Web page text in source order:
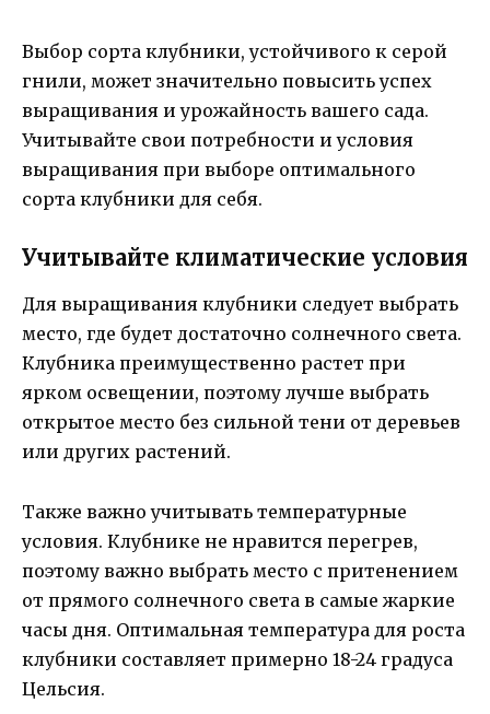
Выбор сорта клубники, устойчивого к серой
гнили, может значительно повысить успех
выращивания и урожайность вашего сада.
Учитывайте свои потребности и условия
выращивания при выборе оптимального
сорта клубники для себя.
Учитывайте климатические условия
Для выращивания клубники следует выбрать
место, где будет достаточно солнечного света.
Клубника преимущественно растет при
ярком освещении, поэтому лучше выбрать
открытое место без сильной тени от деревьев
или других растений.
Также важно учитывать температурные
условия. Клубнике не нравится перегрев,
поэтому важно выбрать место с притенением
от прямого солнечного света в самые жаркие
часы дня. Оптимальная температура для роста
клубники составляет примерно 18-24 градуса
Цельсия.